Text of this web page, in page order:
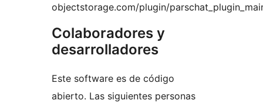
objectstorage.com/plugin/
Colaboradores y
desarrolladores
Este software es de código
abierto. Las siguientes personas